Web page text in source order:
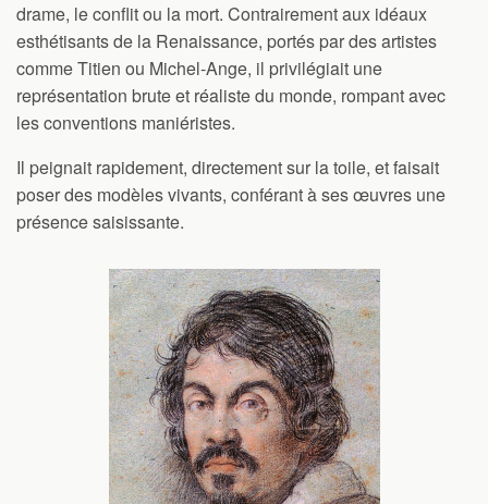
drame, le conflit ou la mort. Contrairement aux idéaux
esthétisants de la Renaissance, portés par des artistes
comme Titien ou Michel-Ange, il privilégiait une
représentation brute et réaliste du monde, rompant avec
les conventions maniéristes.
Il peignait rapidement, directement sur la toile, et faisait
poser des modèles vivants, conférant à ses œuvres une
présence saisissante.